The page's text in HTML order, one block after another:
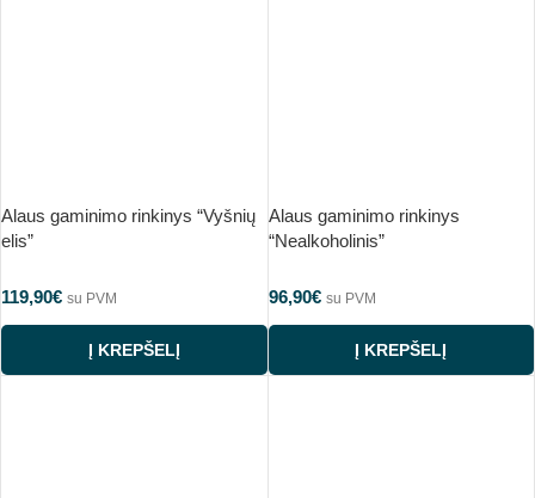
Alaus gaminimo rinkinys “Vyšnių
elis”
119,90€ su PVM
Į KREPŠELĮ
Alaus gaminimo rinkinys
“Nealkoholinis”
96,90€ su PVM
Į KREPŠELĮ